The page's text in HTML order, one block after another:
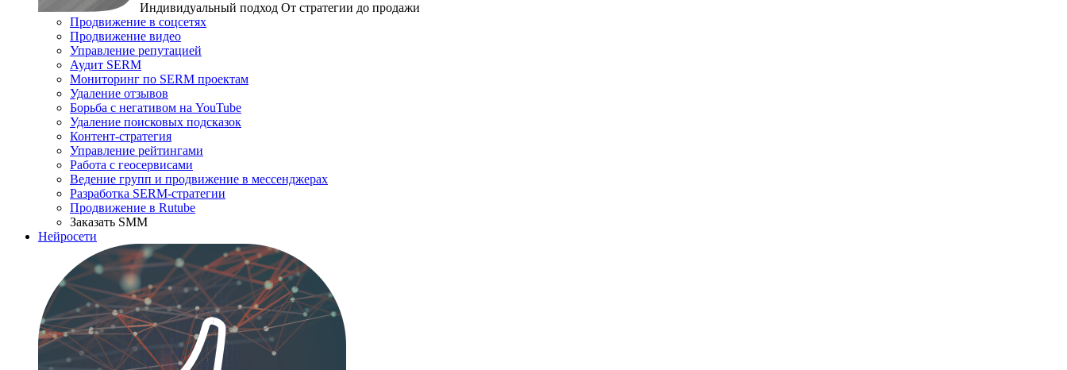
Индивидуальный подход От стратегии до продажи
Продвижение в соцсетях
Продвижение видео
Управление репутацией
Аудит SERM
Мониторинг по SERM проектам
Удаление отзывов
Борьба с негативом на YouTube
Удаление поисковых подсказок
Контент-стратегия
Управление рейтингами
Работа с геосервисами
Ведение групп и продвижение в мессенджерах
Разработка SERM-стратегии
Продвижение в Rutube
Заказать SMM
Нейросети